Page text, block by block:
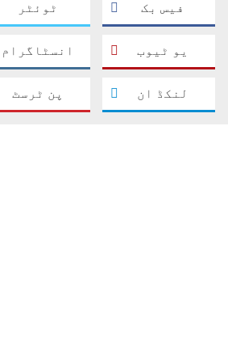
فیس بک ٹوئٹر
یو ٹیوب انسٹاگرام
لنکڈ ان پن ٹرسٹ